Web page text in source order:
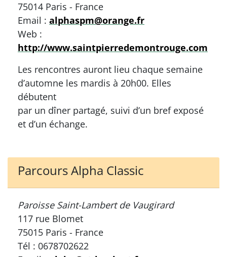
75014 Paris - France
Email : alphaspm@orange.fr
Web :
http://www.saintpierredemontrouge.com
Les rencontres auront lieu chaque semaine
d’automne les mardis à 20h00. Elles
débutent
par un dîner partagé, suivi d’un bref exposé
et d’un échange.
Parcours Alpha Classic
Paroisse Saint-Lambert de Vaugirard
117 rue Blomet
75015 Paris - France
Tél : 0678702622